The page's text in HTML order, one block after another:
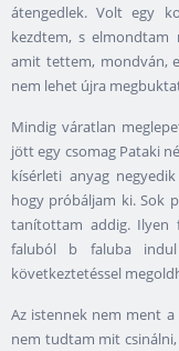
átengedlek. Volt egy
kezdtem, s
amit tettem, mondván,
nem lehet újra
Mindig váratlan
jött egy csomag Pataki
kísérleti anyag
hogy próbáljam ki. Sok
tanítottam addig. Ilyen
faluból b faluba indul
következtetéssel
Az istennek nem ment a
nem tudtam mit